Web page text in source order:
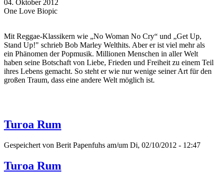
04. Oktober 2012
One Love Biopic
Mit Reggae-Klassikern wie „No Woman No Cry“ und „Get Up,
Stand Up!" schrieb Bob Marley Welthits. Aber er ist viel mehr als
ein Phänomen der Popmusik. Millionen Menschen in aller Welt
haben seine Botschaft von Liebe, Frieden und Freiheit zu einem Teil
ihres Lebens gemacht. So steht er wie nur wenige seiner Art für den
großen Traum, dass eine andere Welt möglich ist.
Turoa Rum
Gespeichert von Berit Papenfuhs am/um Di, 02/10/2012 - 12:47
Turoa Rum